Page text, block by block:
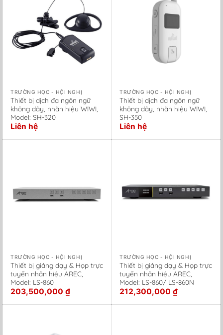
TRƯỜNG HỌC - HỘI NGHỊ
Thiết bị dịch đa ngôn ngữ
không dây, nhãn hiệu WIWI,
Model: SH-320
Liên hệ
TRƯỜNG HỌC - HỘI NGHỊ
Thiết bị dịch đa ngôn ngữ
không dây, nhãn hiệu WIWI,
SH-350
Liên hệ
TRƯỜNG HỌC - HỘI NGHỊ
Thiết bị giảng dạy & Họp trực
tuyến nhãn hiệu AREC,
Model: LS-860
203,500,000₫
TRƯỜNG HỌC - HỘI NGHỊ
Thiết bị giảng dạy & Họp trực
tuyến nhãn hiệu AREC,
Model: LS-860/ LS-860N
212,300,000₫